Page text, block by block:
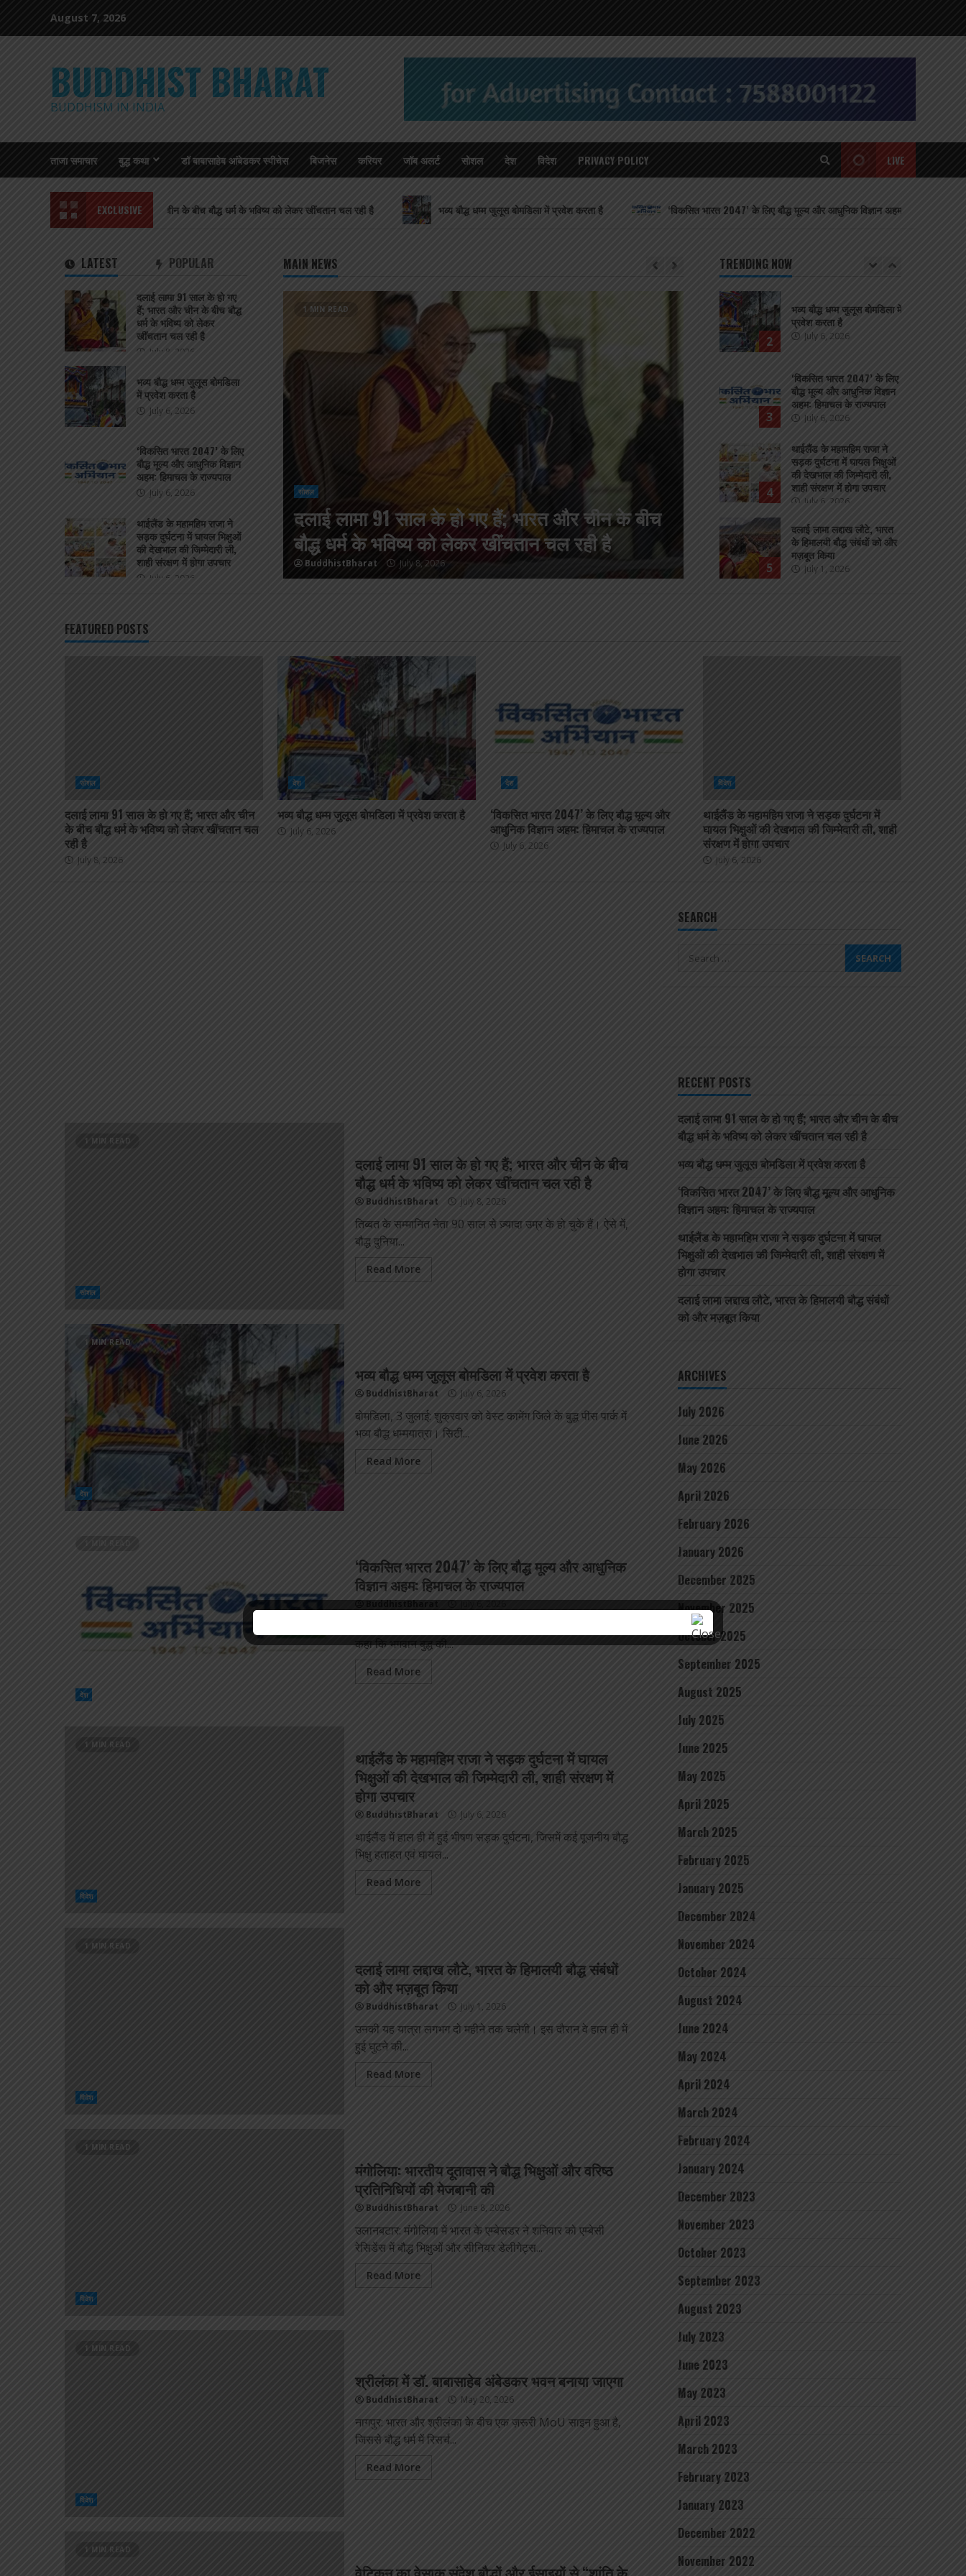
August 7, 2026
BUDDHIST BHARAT
BUDDHISM IN INDIA
ताजा समाचार बुद्ध कथा डॉ बाबासाहेब आंबेडकर स्पीचेस बिजनेस करियर जॉब अलर्ट सोशल देश विदेश PRIVACY POLICY LIVE
EXCLUSIVE
91 साल के हो गए हैं; भारत और चीन के बीच बौद्ध धर्म के भविष्य को लेकर खींचतान चल रही है भव्य बौद्ध धम्म जुलूस बोमडिला में प्रवेश करता है ‘विकसित भारत 2047’ के लिए बौद्ध मूल्य और आधुनिक विज्ञान अहम: हिमाचल के राज्यपाल
MAIN NEWS
के हो गए हैं; भारत और चीन के बीच
को लेकर खींचतान चल रही है
1 MIN READ
देश
भव्य बौद्ध धम्म जुलूस बोमडिला में प्रवेश करता है
BuddhistBharat July 6, 2026
1 MIN READ
देश
‘विकसित भारत 2047’ के लिए
विज्ञान अहम: हिमाचल के राज्यपाल
BuddhistBharat July 6, 2026
TRENDING NOW
6
प्रतिनिधियों की मेजबानी की
June 8, 2026
7
श्रीलंका में डॉ. बाबासाहेब
अंबेडकर भवन बनाया जाएगा
दलाई लामा 91 साल के हो गए हैं;
2
प्रवेश करता है
July 6, 2026
3
बौद्ध मूल्य और आधुनिक विज्ञान
अहम: हिमाचल के राज्यपाल
July 6, 2026
4
सड़क दुर्घटना में घायल भिक्षुओं
की देखभाल की जिम्मेदारी ली,
शाही संरक्षण में होगा उपचार
July 6, 2026
5
के हिमालयी बौद्ध संबंधों को और
मज़बूत किया
July 1, 2026
भव्य बौद्ध धम्म जुलूस बोमडिला में
प्रवेश करता है
थाईलैंड के महामहिम राजा ने
LATEST POPULAR
दलाई लामा 91 साल के हो गए
हैं; भारत और चीन के बीच बौद्ध
धर्म के भविष्य को लेकर
खींचतान चल रही है
July 8, 2026
भव्य बौद्ध धम्म जुलूस बोमडिला
में प्रवेश करता है
July 6, 2026
‘विकसित भारत 2047’ के लिए
बौद्ध मूल्य और आधुनिक विज्ञान
अहम: हिमाचल के राज्यपाल
July 6, 2026
थाईलैंड के महामहिम राजा ने
सड़क दुर्घटना में घायल भिक्षुओं
की देखभाल की जिम्मेदारी ली,
शाही संरक्षण में होगा उपचार
July 6, 2026
FEATURED POSTS
सोशल
दलाई लामा 91 साल के हो गए हैं; भारत और चीन
के बीच बौद्ध धर्म के भविष्य को लेकर खींचतान चल
रही है
July 8, 2026
देश
भव्य बौद्ध धम्म जुलूस बोमडिला में प्रवेश करता है
July 6, 2026
देश
‘विकसित भारत 2047’ के लिए बौद्ध मूल्य और
आधुनिक विज्ञान अहम: हिमाचल के राज्यपाल
July 6, 2026
विदेश
थाईलैंड के महामहिम राजा ने सड़क दुर्घटना में
घायल भिक्षुओं की देखभाल की जिम्मेदारी ली, शाही
संरक्षण में होगा उपचार
July 6, 2026
1 MIN READ
सोशल
दलाई लामा 91 साल के हो गए हैं; भारत और चीन के बीच
बौद्ध धर्म के भविष्य को लेकर खींचतान चल रही है
BuddhistBharat July 8, 2026
तिब्बत के सम्मानित नेता 90 साल से ज़्यादा उम्र के हो चुके हैं। ऐसे में,
बौद्ध दुनिया...
Read More
1 MIN READ
देश
भव्य बौद्ध धम्म जुलूस बोमडिला में प्रवेश करता है
BuddhistBharat July 6, 2026
बोमडिला, 3 जुलाई: शुक्रवार को वेस्ट कामेंग जिले के बुद्ध पीस पार्क में
भव्य बौद्ध धम्मयात्रा। सिटी...
Read More
देश
‘विकसित भारत 2047’ के लिए बौद्ध मूल्य और आधुनिक
विज्ञान अहम: हिमाचल के राज्यपाल
BuddhistBharat July 6, 2026
कहा कि भगवान बुद्ध की...
Read More
1 MIN READ
विदेश
थाईलैंड के महामहिम राजा ने सड़क दुर्घटना में घायल
भिक्षुओं की देखभाल की जिम्मेदारी ली, शाही संरक्षण में
होगा उपचार
BuddhistBharat July 6, 2026
थाईलैंड में हाल ही में हुई भीषण सड़क दुर्घटना, जिसमें कई पूजनीय बौद्ध
भिक्षु हताहत एवं घायल...
Read More
1 MIN READ
विदेश
दलाई लामा लद्दाख लौटे, भारत के हिमालयी बौद्ध संबंधों
को और मज़बूत किया
BuddhistBharat July 1, 2026
उनकी यह यात्रा लगभग दो महीने तक चलेगी। इस दौरान वे हाल ही में
हुई घुटने की...
Read More
1 MIN READ
विदेश
मंगोलिया: भारतीय दूतावास ने बौद्ध भिक्षुओं और वरिष्ठ
प्रतिनिधियों की मेजबानी की
BuddhistBharat June 8, 2026
उलानबटार: मंगोलिया में भारत के एम्बेसडर ने शनिवार को एम्बेसी
रेसिडेंस में बौद्ध भिक्षुओं और सीनियर डेलीगेट्स...
Read More
1 MIN READ
विदेश
श्रीलंका में डॉ. बाबासाहेब अंबेडकर भवन बनाया जाएगा
BuddhistBharat May 20, 2026
नागपुर: भारत और श्रीलंका के बीच एक ज़रूरी MoU साइन हुआ है,
जिससे बौद्ध धर्म में रिसर्च...
Read More
1 MIN READ
SEARCH
Search
RECENT POSTS
दलाई लामा 91 साल के हो गए हैं; भारत और चीन के बीच
बौद्ध धर्म के भविष्य को लेकर खींचतान चल रही है
भव्य बौद्ध धम्म जुलूस बोमडिला में प्रवेश करता है
‘विकसित भारत 2047’ के लिए बौद्ध मूल्य और आधुनिक
विज्ञान अहम: हिमाचल के राज्यपाल
थाईलैंड के महामहिम राजा ने सड़क दुर्घटना में घायल
भिक्षुओं की देखभाल की जिम्मेदारी ली, शाही संरक्षण में
होगा उपचार
दलाई लामा लद्दाख लौटे, भारत के हिमालयी बौद्ध संबंधों
को और मज़बूत किया
ARCHIVES
July 2026
June 2026
May 2026
April 2026
February 2026
January 2026
December 2025
November 2025
October 2025
September 2025
August 2025
July 2025
June 2025
May 2025
April 2025
March 2025
February 2025
January 2025
December 2024
November 2024
October 2024
August 2024
June 2024
May 2024
April 2024
March 2024
February 2024
January 2024
December 2023
November 2023
October 2023
September 2023
August 2023
July 2023
June 2023
May 2023
April 2023
March 2023
February 2023
January 2023
December 2022
November 2022